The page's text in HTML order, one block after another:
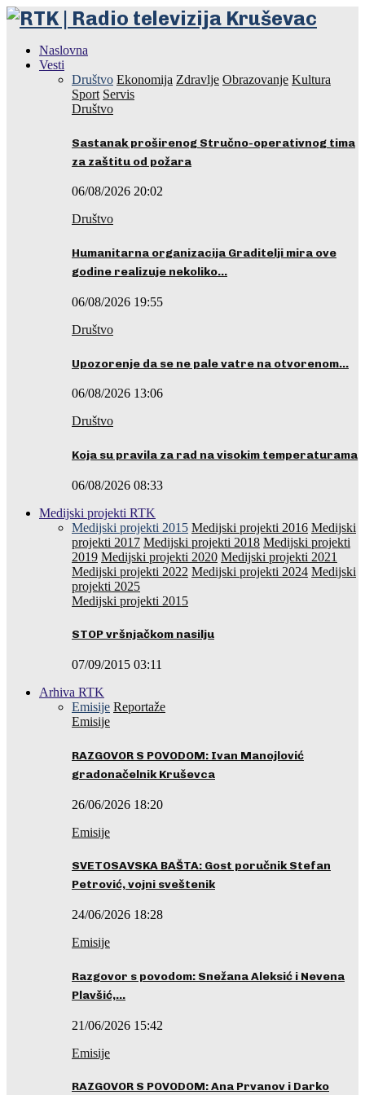
Naslovna
Vesti
Društvo Ekonomija Zdravlje Obrazovanje Kultura
Sport Servis
Društvo
Sastanak proširenog Stručno-operativnog tima
za zaštitu od požara
06/08/2026 20:02
Društvo
Humanitarna organizacija Graditelji mira ove
godine realizuje nekoliko…
06/08/2026 19:55
Društvo
Upozorenje da se ne pale vatre na otvorenom…
06/08/2026 13:06
Društvo
Koja su pravila za rad na visokim temperaturama
06/08/2026 08:33
Medijski projekti RTK
Medijski projekti 2015 Medijski projekti 2016 Medijski
projekti 2017 Medijski projekti 2018 Medijski projekti
2019 Medijski projekti 2020 Medijski projekti 2021
Medijski projekti 2022 Medijski projekti 2024 Medijski
projekti 2025
Medijski projekti 2015
STOP vršnjačkom nasilju
07/09/2015 03:11
Arhiva RTK
Emisije Reportaže
Emisije
RAZGOVOR S POVODOM: Ivan Manojlović
gradonačelnik Kruševca
26/06/2026 18:20
Emisije
SVETOSAVSKA BAŠTA: Gost poručnik Stefan
Petrović, vojni sveštenik
24/06/2026 18:28
Emisije
Razgovor s povodom: Snežana Aleksić i Nevena
Plavšić,…
21/06/2026 15:42
Emisije
RAZGOVOR S POVODOM: Ana Prvanov i Darko